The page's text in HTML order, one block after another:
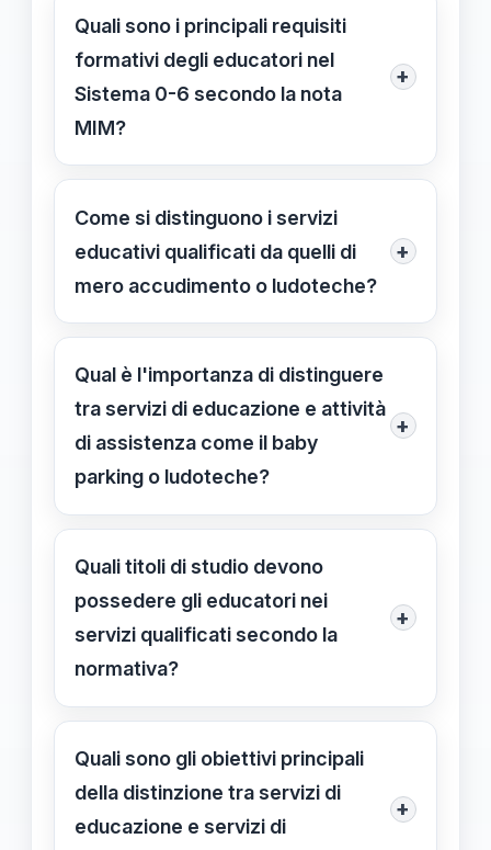
Sistema 0-6 riguarda servizi educativi
riconosciuti e normati, mentre il
babysitting è un'attività di assistenza
informale e temporanea, senza
Quali sono i principali requisiti
formativi degli educatori nel
Sistema 0-6 secondo la nota
MIM?
+
Gli educatori devono possedere titoli
come laurea in Scienze
dell’Educazione, in Scienze della
Formazione Primaria o qualifiche
31/05/2017, con l'inclusione
dell’iscrizione all’albo professionale
previsto dalla legge n. 55/2024.
Come si distinguono i servizi
educativi qualificati da quelli di
mero accudimento o ludoteche?
+
I servizi educativi prevedono un
progetto pedagogico con ambienti e
attività strutturate, mentre quelli di
mero accudimento e ludoteche si
limitano all’assistenza o a attività
Qual è l'importanza di distinguere
tra servizi di educazione e attività
di assistenza come il baby
parking o ludoteche?
+
Questa distinzione permette di
indirizzare le risorse pubbliche verso
servizi che contribuiscono allo
sviluppo educativo, mantenendo
standard qualitativi elevati e
Quali titoli di studio devono
possedere gli educatori nei
servizi qualificati secondo la
normativa?
+
Gli educatori devono avere laurea in
Scienze dell’Educazione o in Scienze
della Formazione Primaria, anche con
specializzazione, o qualifiche
Quali sono gli obiettivi principali
della distinzione tra servizi di
educazione e servizi di
+